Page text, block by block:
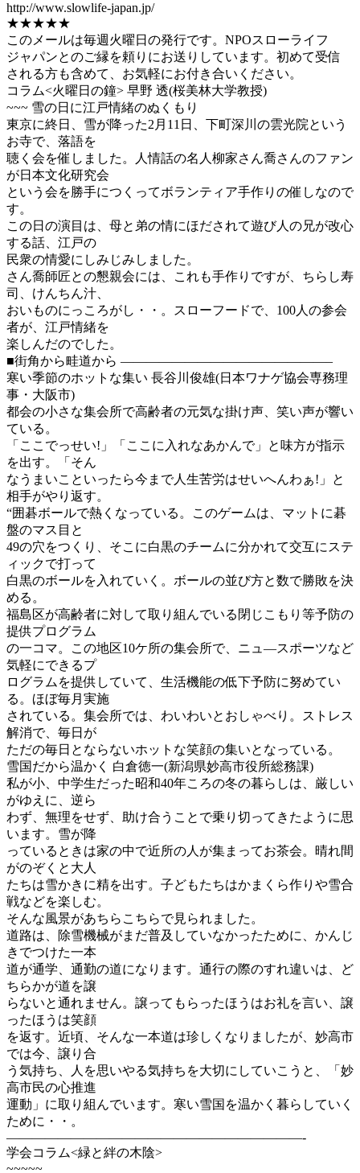
http://www.slowlife-japan.jp/
★★★★★
このメールは毎週火曜日の発行です。NPOスローライフ
ジャパンとのご縁を頼りにお送りしています。初めて受信
される方も含めて、お気軽にお付き合いください。
コラム<火曜日の鐘> 早野 透(桜美林大学教授)
~~~ 雪の日に江戸情緒のぬくもり
東京に終日、雪が降った2月11日、下町深川の雲光院という
お寺で、落語を
聴く会を催しました。人情話の名人柳家さん喬さんのファン
が日本文化研究会
という会を勝手につくってボランティア手作りの催しなので
す。
この日の演目は、母と弟の情にほだされて遊び人の兄が改心
する話、江戸の
民衆の情愛にしみじみしました。
さん喬師匠との懇親会には、これも手作りですが、ちらし寿
司、けんちん汁、
おいものにっころがし・・。スローフードで、100人の参会
者が、江戸情緒を
楽しんだのでした。
■街角から畦道から ————————————————–
寒い季節のホットな集い 長谷川俊雄(日本ワナゲ協会専務理
事・大阪市)
都会の小さな集会所で高齢者の元気な掛け声、笑い声が響い
ている。
「ここでっせい!」「ここに入れなあかんで」と味方が指示
を出す。「そん
なうまいこといったら今まで人生苦労はせいへんわぁ!」と
相手がやり返す。
“囲碁ボールで熱くなっている。このゲームは、マットに碁
盤のマス目と
49の穴をつくり、そこに白黒のチームに分かれて交互にステ
ィックで打って
白黒のボールを入れていく。ボールの並び方と数で勝敗を決
める。
福島区が高齢者に対して取り組んでいる閉じこもり等予防の
提供プログラム
の一コマ。この地区10ケ所の集会所で、ニュ―スポーツなど
気軽にできるプ
ログラムを提供していて、生活機能の低下予防に努めてい
る。ほぼ毎月実施
されている。集会所では、わいわいとおしゃべり。ストレス
解消で、毎日が
ただの毎日とならないホットな笑顔の集いとなっている。
雪国だから温かく 白倉徳一(新潟県妙高市役所総務課)
私が小、中学生だった昭和40年ころの冬の暮らしは、厳しい
がゆえに、逆ら
わず、無理をせず、助け合うことで乗り切ってきたように思
います。雪が降
っているときは家の中で近所の人が集まってお茶会。晴れ間
がのぞくと大人
たちは雪かきに精を出す。子どもたちはかまくら作りや雪合
戦などを楽しむ。
そんな風景があちらこちらで見られました。
道路は、除雪機械がまだ普及していなかったために、かんじ
きでつけた一本
道が通学、通勤の道になります。通行の際のすれ違いは、ど
ちらかが道を譲
らないと通れません。譲ってもらったほうはお礼を言い、譲
ったほうは笑顔
を返す。近頃、そんな一本道は珍しくなりましたが、妙高市
では今、譲り合
う気持ち、人を思いやる気持ちを大切にしていこうと、「妙
高市民の心推進
運動」に取り組んでいます。寒い雪国を温かく暮らしていく
ために・・。
———————————————————————-
学会コラム<緑と絆の木陰>
~~~~~